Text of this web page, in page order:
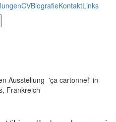
CVBiografieKontaktLinks
Ausstellung 'ça cartonne!' in
Frankreich